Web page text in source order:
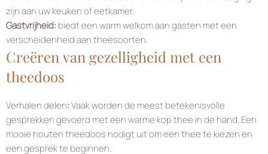
zijn aan uw keuken of eetkamer.
Gastvrijheid:biedt een warm welkom aan gasten met een
verscheidenheid aan theesoorten.
Creëren van gezelligheid met een
theedoos
Verhalen delen:Vaak worden de meest betekenisvolle
gesprekken gevoerd met een warme kop thee in de hand. Een
mooie houten theedoos nodigt uit om een thee te kiezen en
een gesprek te beginnen.